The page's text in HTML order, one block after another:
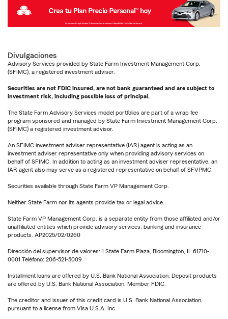
Divulgaciones
Advisory Services provided by State Farm Investment Management Corp.
(SFIMC), a registered investment adviser.
Securities are not FDIC insured, are not bank guaranteed and are subject to
investment risk, including possible loss of principal.
The State Farm Advisory Services model portfolios are part of a wrap fee
program sponsored and managed by State Farm Investment Management Corp.
(SFIMC) a registered investment advisor.
An SFIMC investment adviser representative (IAR) agent is acting as an
investment adviser representative only when providing advisory services on
behalf of SFIMC. In addition to acting as an investment adviser representative, an
IAR agent also may serve as a registered representative on behalf of SFVPMC.
Securities available through State Farm VP Management Corp.
Neither State Farm nor its agents provide tax or legal advice.
State Farm VP Management Corp. is a separate entity from those affiliated and/or
unaffiliated entities which provide advisory services, banking and insurance
products. AP2025/02/0260
Dirección del supervisor de valores: 1 State Farm Plaza, Bloomington, IL 61710-
0001 Teléfono: 206-521-5009
Installment loans are offered by U.S. Bank National Association. Deposit products
are offered by U.S. Bank National Association. Member FDIC.
The creditor and issuer of this credit card is U.S. Bank National Association,
pursuant to a license from Visa U.S.A. Inc.